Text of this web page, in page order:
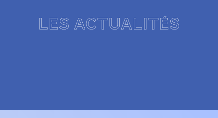
À LA UNELes actualités